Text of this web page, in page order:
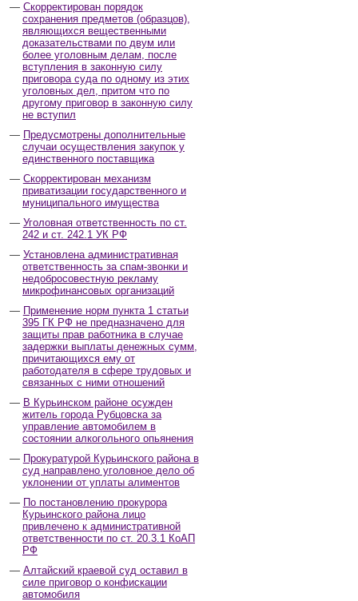
Скорректирован порядок
сохранения предметов (образцов),
являющихся вещественными
доказательствами по двум или
более уголовным делам, после
вступления в законную силу
приговора суда по одному из этих
уголовных дел, притом что по
другому приговор в законную силу
не вступил
Предусмотрены дополнительные
случаи осуществления закупок у
единственного поставщика
Скорректирован механизм
приватизации государственного и
муниципального имущества
Уголовная ответственность по ст.
242 и ст. 242.1 УК РФ
Установлена административная
ответственность за спам-звонки и
недобросовестную рекламу
микрофинансовых организаций
Применение норм пункта 1 статьи
395 ГК РФ не предназначено для
защиты прав работника в случае
задержки выплаты денежных сумм,
причитающихся ему от
работодателя в сфере трудовых и
связанных с ними отношений
В Курьинском районе осужден
житель города Рубцовска за
управление автомобилем в
состоянии алкогольного опьянения
Прокуратурой Курьинского района в
суд направлено уголовное дело об
уклонении от уплаты алиментов
По постановлению прокурора
Курьинского района лицо
привлечено к административной
ответственности по ст. 20.3.1 КоАП
РФ
Алтайский краевой суд оставил в
силе приговор о конфискации
автомобиля